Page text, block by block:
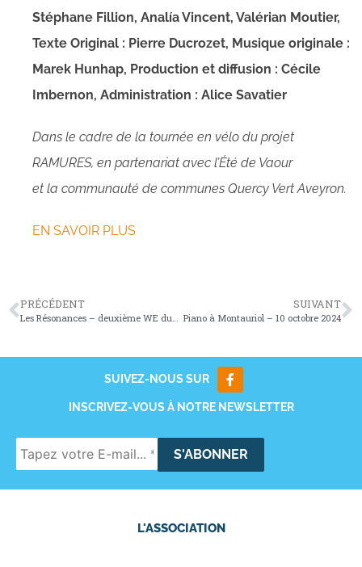
Stéphane Fillion, Analía Vincent, Valérian Moutier,
Texte Original : Pierre Ducrozet, Musique originale :
Marek Hunhap, Production et diffusion : Cécile
Imbernon, Administration : Alice Savatier
Dans le cadre de la tournée en vélo du projet
RAMURES, en partenariat avec l’Été de Vaour
et la communauté de communes Quercy Vert Aveyron.
EN SAVOIR PLUS
PRÉCÉDENT
Les Résonances – deuxième WE du 27 au 29 septembre 2024
SUIVANT
Piano à Montauriol – 10 octobre 2024
SUIVEZ-NOUS SUR
INSCRIVEZ-VOUS À NOTRE NEWSLETTER
L'ASSOCIATION